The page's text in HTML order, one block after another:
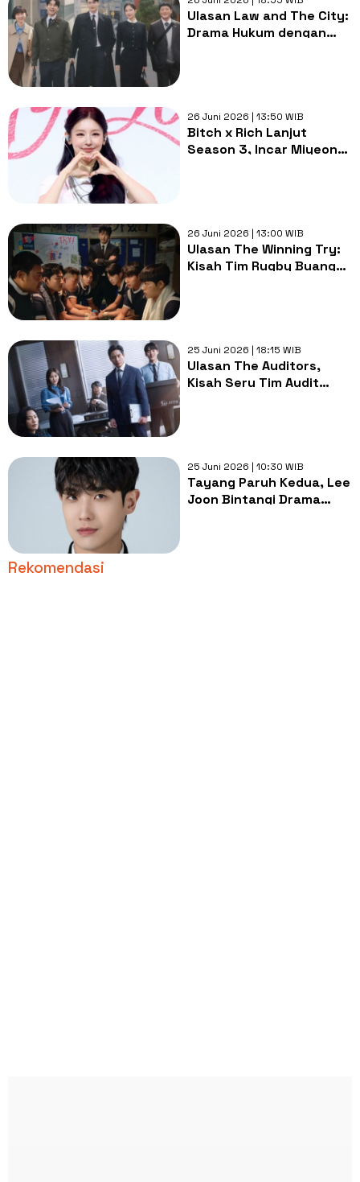
Ulasan Law and The City:
Drama Hukum dengan
26 Juni 2026 | 13:50 WIB
Bitch x Rich Lanjut
Season 3, Incar Miyeon
26 Juni 2026 | 13:00 WIB
Ulasan The Winning Try:
Kisah Tim Rugby Buangan
25 Juni 2026 | 18:15 WIB
Ulasan The Auditors,
Kisah Seru Tim Audit
25 Juni 2026 | 10:30 WIB
Tayang Paruh Kedua, Lee
Joon Bintangi Drama
Rekomendasi